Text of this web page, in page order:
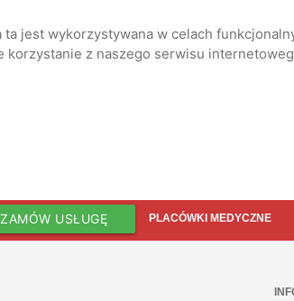
jest wykorzystywana w celach
z naszego serwisu
ZAMÓW USŁUGĘ PLACÓWKI MEDYCZNE